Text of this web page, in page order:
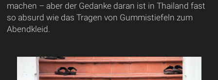
machen – aber der Gedanke daran ist in Thailand fast
so absurd wie das Tragen von Gummistiefeln zum
Abendkleid.